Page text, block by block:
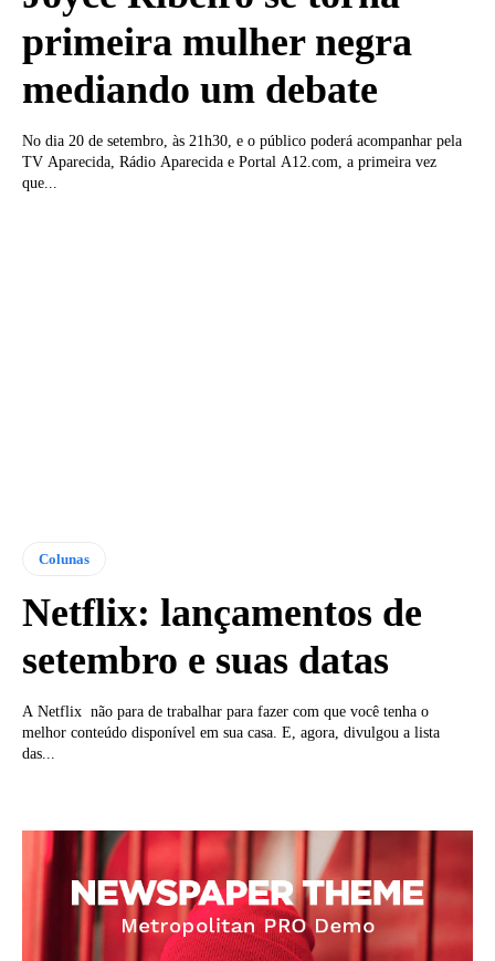
primeira mulher negra
mediando um debate
No dia 20 de setembro, às 21h30, e o público poderá acompanhar pela
TV Aparecida, Rádio Aparecida e Portal A12.com, a primeira vez
que...
Colunas
Netflix: lançamentos de
setembro e suas datas
A Netflix não para de trabalhar para fazer com que você tenha o
melhor conteúdo disponível em sua casa. E, agora, divulgou a lista
das...